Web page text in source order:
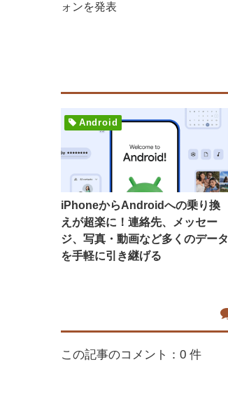
ォンを発表
Android
iPhoneからAndroidへの乗り換
えが超楽に！連絡先、メッセー
ジ、写真・動画など多くのデータ
を手軽に引き継げる
この記事のコメント：0 件